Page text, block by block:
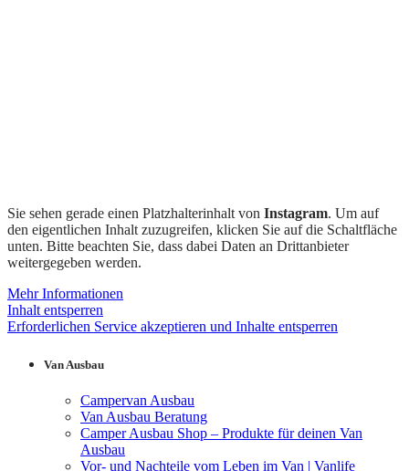
Sie sehen gerade einen Platzhalterinhalt von Instagram. Um auf
den eigentlichen Inhalt zuzugreifen, klicken Sie auf die Schaltfläche
unten. Bitte beachten Sie, dass dabei Daten an Drittanbieter
weitergegeben werden.
Mehr Informationen
Inhalt entsperren
Erforderlichen Service akzeptieren und Inhalte entsperren
Van Ausbau
Campervan Ausbau
Van Ausbau Beratung
Camper Ausbau Shop – Produkte für deinen Van
Ausbau
Vor- und Nachteile vom Leben im Van | Vanlife